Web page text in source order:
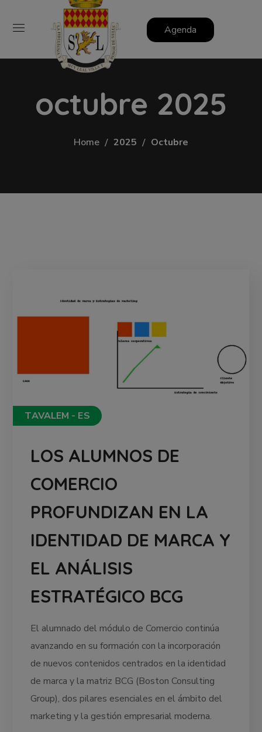
Agenda
octubre 2025
Home 2025 Octubre
TAVALEM - ES
LOS ALUMNOS DE
COMERCIO
PROFUNDIZAN EN LA
IDENTIDAD DE MARCA Y
EL ANÁLISIS
ESTRATÉGICO BCG
El alumnado del módulo de Comercio continúa
avanzando en su formación con la incorporación
de nuevos contenidos centrados en la identidad
de marca y la matriz BCG (Boston Consulting
Group), dos pilares esenciales en el ámbito del
marketing y la gestión empresarial moderna.